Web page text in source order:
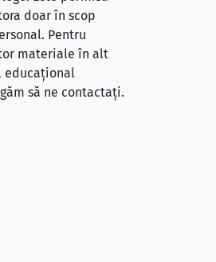
doar în scop
Pentru
materiale în alt
educațional
să ne contactați.